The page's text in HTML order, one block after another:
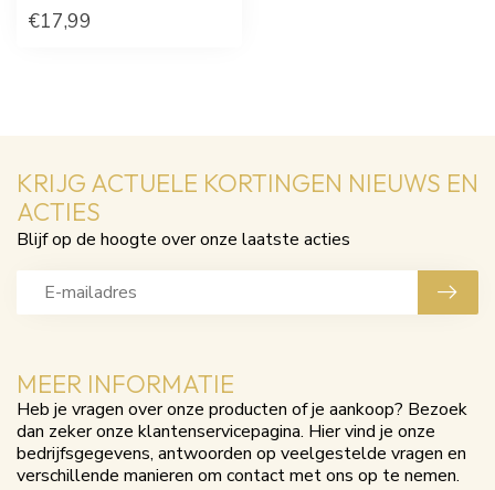
€17,99
MEER INFORMATIE
Heb je vragen over onze producten of je aankoop? Bezoek
dan zeker onze klantenservicepagina. Hier vind je onze
bedrijfsgegevens, antwoorden op veelgestelde vragen en
verschillende manieren om contact met ons op te nemen.
KRIJG ACTUELE KORTINGEN NIEUWS EN
ACTIES
Blijf op de hoogte over onze laatste acties